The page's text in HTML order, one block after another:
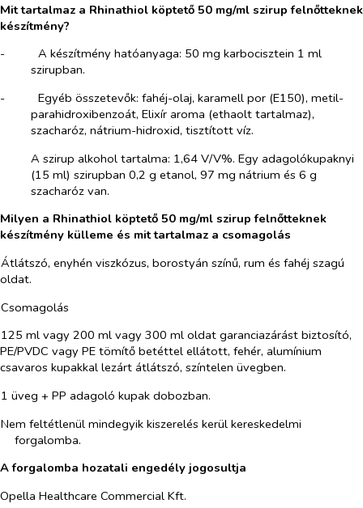
Mit tartalmaz a Rhinathiol köptető 50 mg/ml szirup felnőtteknek
készítmény?
-​
A készítmény hatóanyaga: 50 mg karbocisztein 1 ml
szirupban.
-​
Egyéb összetevők: fahéj-olaj, karamell por (E150), metil-
parahidroxibenzoát, Elixír aroma (ethaolt tartalmaz),
szacharóz, nátrium-hidroxid, tisztított víz.
A szirup alkohol tartalma: 1,64 V/V%. Egy adagolókupaknyi
(15 ml) szirupban 0,2 g etanol, 97 mg nátrium és 6 g
szacharóz van.
Milyen a Rhinathiol köptető 50 mg/ml szirup felnőtteknek
készítmény külleme és mit tartalmaz a csomagolás
Átlátszó, enyhén viszkózus, borostyán színű, rum és fahéj szagú
oldat.
Csomagolás
125 ml vagy 200 ml vagy 300 ml oldat garanciazárást biztosító,
PE/PVDC vagy PE tömítő betéttel ellátott, fehér, alumínium
csavaros kupakkal lezárt átlátszó, színtelen üvegben.
1 üveg + PP adagoló kupak dobozban.
Nem feltétlenül mindegyik kiszerelés kerül kereskedelmi
forgalomba.
A forgalomba hozatali engedély jogosultja
Opella Healthcare Commercial Kft.